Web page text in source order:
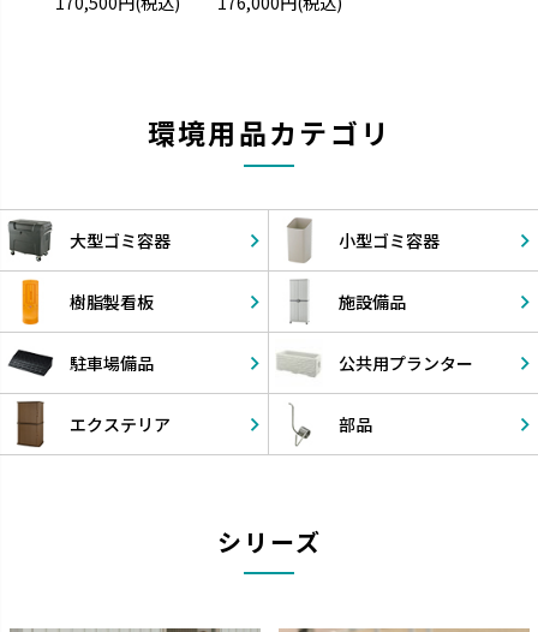
環境用品カテゴリ
大型ゴミ容器 小型ゴミ容器
樹脂製看板 施設備品
駐車場備品 公共用プランター
エクステリア 部品
シリーズ